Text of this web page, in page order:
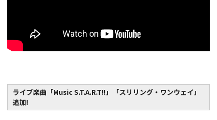
ライブ楽曲「Music S.T.A.R.T!!」「スリリング・ワンウェイ」
追加!